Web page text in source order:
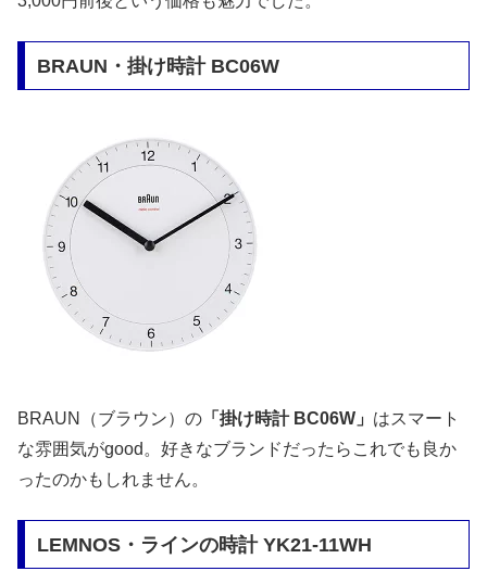
BRAUN・掛け時計 BC06W
BRAUN（ブラウン）の 「掛け時計 BC06W」 はスマート
な雰囲気がgood。好きなブランドだったらこれでも良か
ったのかもしれません。
LEMNOS・ラインの時計 YK21-11WH